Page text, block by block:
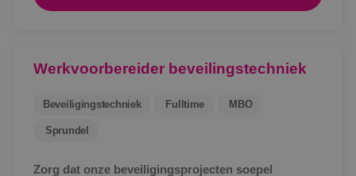
Werkvoorbereider beveilingstechniek
Beveiligingstechniek Fulltime MBO
Sprundel
Zorg dat onze beveiligingsprojecten soepel